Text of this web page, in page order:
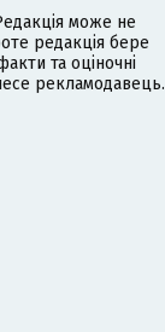
може не
редакція бере
та оціночні
рекламодавець.